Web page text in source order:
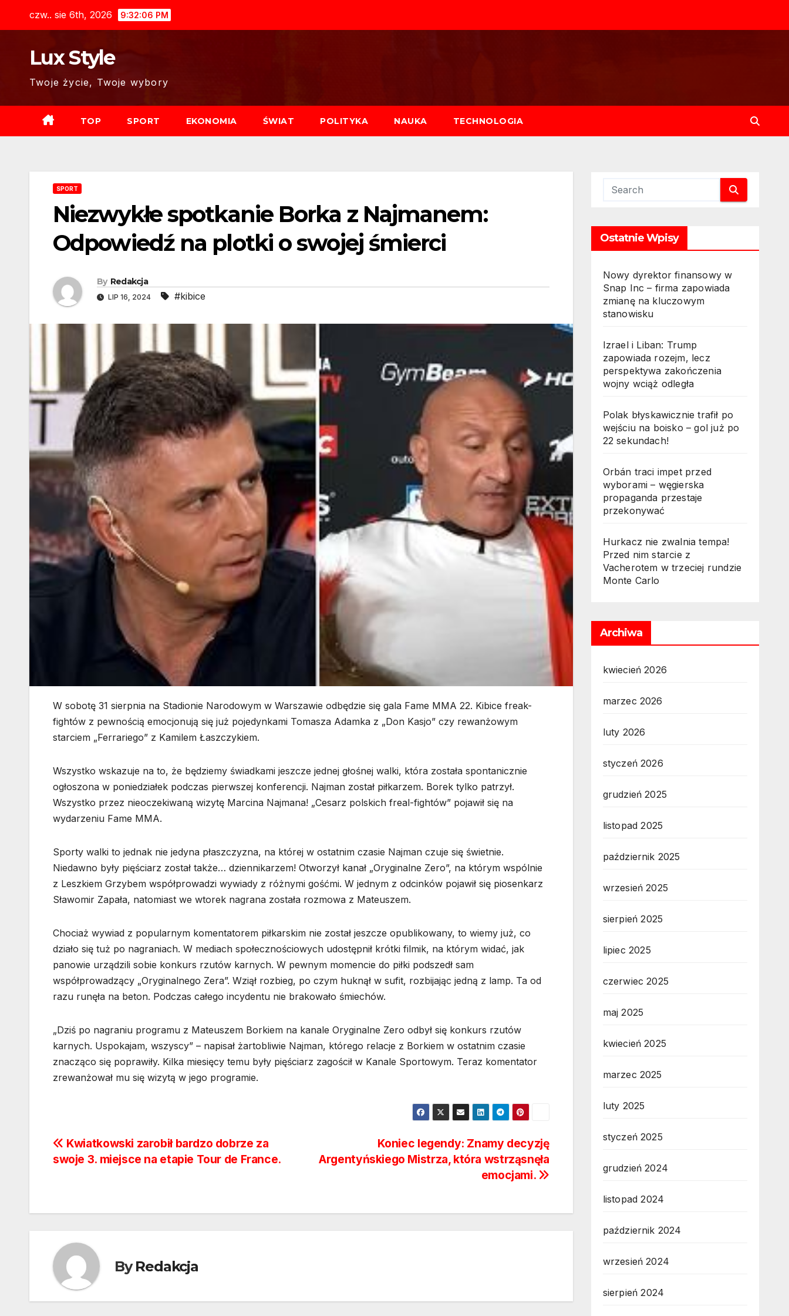
czw.. sie 6th, 2026 9:32:08 PM
Lux Style
Twoje życie, Twoje wybory
TOP SPORT EKONOMIA ŚWIAT POLITYKA NAUKA TECHNOLOGIA
SPORT
Niezwykłe spotkanie Borka z Najmanem:
Odpowiedź na plotki o swojej śmierci
By Redakcja
LIP 16, 2024 #kibice
W sobotę 31 sierpnia na Stadionie Narodowym w Warszawie odbędzie się gala Fame MMA 22. Kibice freak-
fightów z pewnością emocjonują się już pojedynkami Tomasza Adamka z „Don Kasjo” czy rewanżowym
starciem „Ferrariego” z Kamilem Łaszczykiem.
Wszystko wskazuje na to, że będziemy świadkami jeszcze jednej głośnej walki, która została spontanicznie
ogłoszona w poniedziałek podczas pierwszej konferencji. Najman został piłkarzem. Borek tylko patrzył.
Wszystko przez nieoczekiwaną wizytę Marcina Najmana! „Cesarz polskich freal-fightów” pojawił się na
wydarzeniu Fame MMA.
Sporty walki to jednak nie jedyna płaszczyzna, na której w ostatnim czasie Najman czuje się świetnie.
Niedawno były pięściarz został także… dziennikarzem! Otworzył kanał „Oryginalne Zero”, na którym wspólnie
z Leszkiem Grzybem współprowadzi wywiady z różnymi gośćmi. W jednym z odcinków pojawił się piosenkarz
Sławomir Zapała, natomiast we wtorek nagrana została rozmowa z Mateuszem.
Chociaż wywiad z popularnym komentatorem piłkarskim nie został jeszcze opublikowany, to wiemy już, co
działo się tuż po nagraniach. W mediach społecznościowych udostępnił krótki filmik, na którym widać, jak
panowie urządzili sobie konkurs rzutów karnych. W pewnym momencie do piłki podszedł sam
współprowadzący „Oryginalnego Zera”. Wziął rozbieg, po czym huknął w sufit, rozbijając jedną z lamp. Ta od
razu runęła na beton. Podczas całego incydentu nie brakowało śmiechów.
„Dziś po nagraniu programu z Mateuszem Borkiem na kanale Oryginalne Zero odbył się konkurs rzutów
karnych. Uspokajam, wszyscy” – napisał żartobliwie Najman, którego relacje z Borkiem w ostatnim czasie
znacząco się poprawiły. Kilka miesięcy temu były pięściarz zagościł w Kanale Sportowym. Teraz komentator
zrewanżował mu się wizytą w jego programie.
Nawigacja
wpisu
Koniec legendy: Znamy decyzję
Argentyńskiego Mistrza, która wstrząsnęła
emocjami.
Kwiatkowski zarobił bardzo dobrze za
swoje 3. miejsce na etapie Tour de France.
ByRedakcja
Ostatnie Wpisy
Nowy dyrektor finansowy w
Snap Inc – firma zapowiada
zmianę na kluczowym
stanowisku
Izrael i Liban: Trump
zapowiada rozejm, lecz
perspektywa zakończenia
wojny wciąż odległa
Polak błyskawicznie trafił po
wejściu na boisko – gol już po
22 sekundach!
Orbán traci impet przed
wyborami – węgierska
propaganda przestaje
przekonywać
Hurkacz nie zwalnia tempa!
Przed nim starcie z
Vacherotem w trzeciej rundzie
Monte Carlo
Archiwa
kwiecień 2026
marzec 2026
luty 2026
styczeń 2026
grudzień 2025
listopad 2025
październik 2025
wrzesień 2025
sierpień 2025
lipiec 2025
czerwiec 2025
maj 2025
kwiecień 2025
marzec 2025
luty 2025
styczeń 2025
grudzień 2024
listopad 2024
październik 2024
wrzesień 2024
sierpień 2024